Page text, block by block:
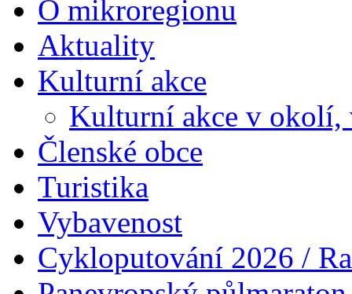
O mikroregionu
Aktuality
Kulturní akce
Kulturní akce v okolí,
Členské obce
Turistika
Vybavenost
Cykloputování 2026 /